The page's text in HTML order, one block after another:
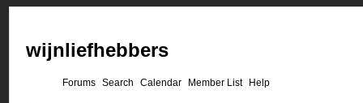
wijnliefhebbers
Forums Search Calendar Member List Help